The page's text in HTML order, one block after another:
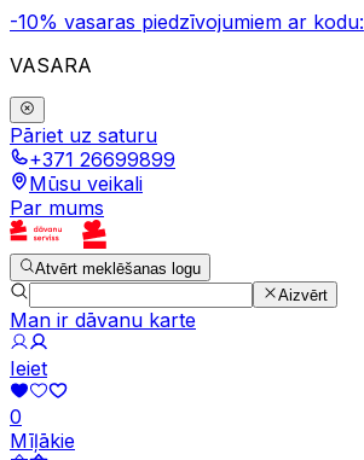
-10% vasaras piedzīvojumiem ar kodu:
VASARA
Pāriet uz saturu
+371 26699899
Mūsu veikali
Par mums
Atvērt meklēšanas logu
Aizvērt
Man ir dāvanu karte
Ieiet
0
Mīļākie